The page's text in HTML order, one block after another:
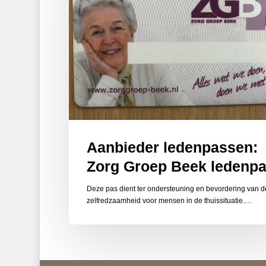
ledenpas
Aanbieder ledenpassen:
Zorg Groep Beek
Deze pas dient ter ondersteuning en bevordering van
zelfredzaamheid voor mensen in de thuissituatie.…